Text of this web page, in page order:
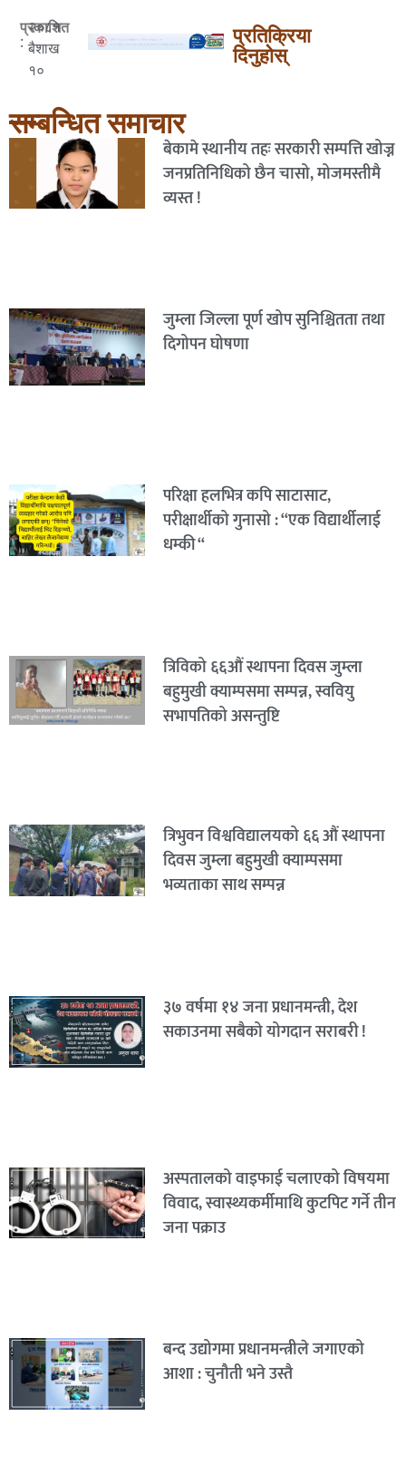
प्रकाशित
:
२०८१
बैशाख
१०
प्रतिक्रिया
दिनुहोस्
सम्बन्धित समाचार
बेकामे स्थानीय तहः सरकारी सम्पत्ति खोज्न
जनप्रतिनिधिको छैन चासो, मोजमस्तीमै
व्यस्त !
जुम्ला जिल्ला पूर्ण खोप सुनिश्चितता तथा
दिगोपन घोषणा
परिक्षा हलभित्र कपि साटासाट,
परीक्षार्थीको गुनासो : “एक विद्यार्थीलाई
धम्की “
त्रिविको ६६औं स्थापना दिवस जुम्ला
बहुमुखी क्याम्पसमा सम्पन्न, स्ववियु
सभापतिको असन्तुष्टि
त्रिभुवन विश्वविद्यालयको ६६ औं स्थापना
दिवस जुम्ला बहुमुखी क्याम्पसमा
भव्यताका साथ सम्पन्न
३७ वर्षमा १४ जना प्रधानमन्त्री, देश
सकाउनमा सबैको योगदान सराबरी !
अस्पतालको वाइफाई चलाएको विषयमा
विवाद, स्वास्थ्यकर्मीमाथि कुटपिट गर्ने तीन
जना पक्राउ
बन्द उद्योगमा प्रधानमन्त्रीले जगाएको
आशा : चुनौती भने उस्तै